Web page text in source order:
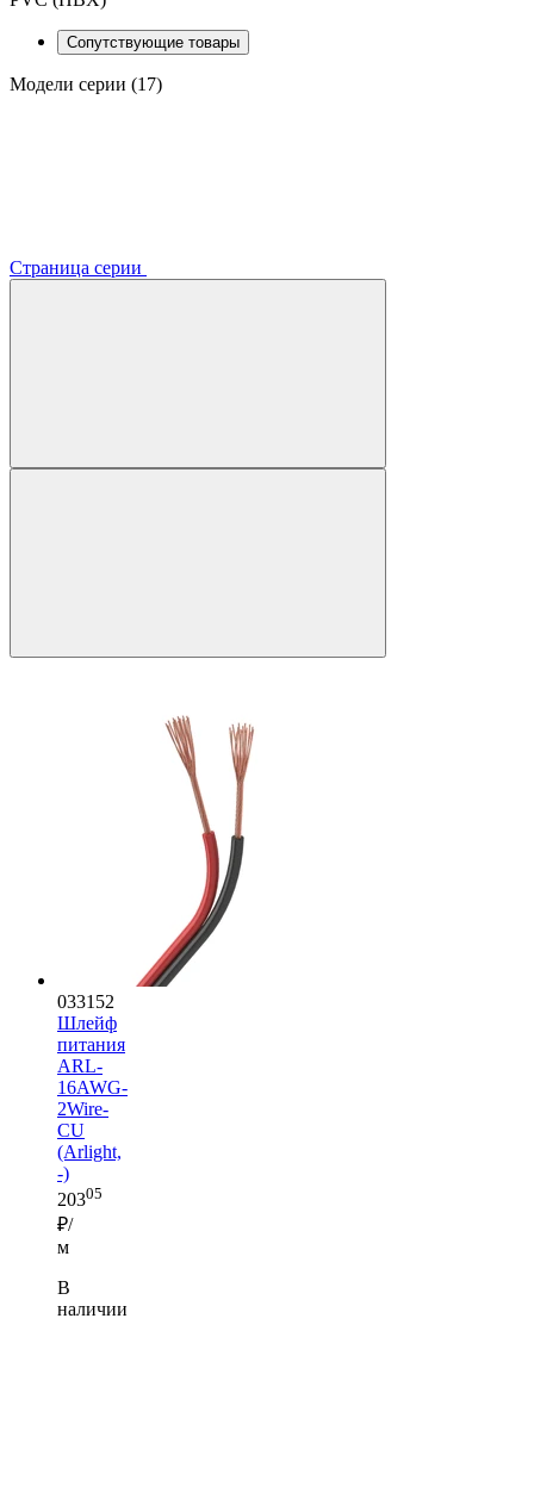
Сопутствующие товары
Модели серии (17)
Страница серии
033152
Шлейф
питания
ARL-
16AWG-
2Wire-
CU
(Arlight,
-)
20305
₽/
м
В
наличии